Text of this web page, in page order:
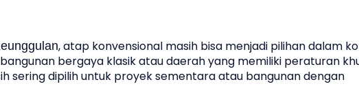
, atap konvensional masih bisa menjadi pilihan dalam
bergaya klasik atau daerah yang memiliki peraturan
sering dipilih untuk proyek sementara atau bangunan dengan